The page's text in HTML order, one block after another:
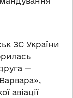
ЗС України
—
авіації